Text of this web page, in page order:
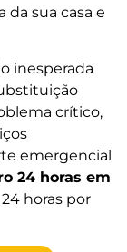
da sua casa e
inesperada
crítico,
emergencial
24 horas em
horas por